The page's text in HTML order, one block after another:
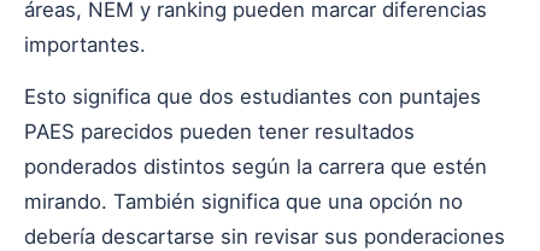
áreas, NEM y ranking pueden marcar diferencias
importantes.
Esto significa que dos estudiantes con puntajes
PAES parecidos pueden tener resultados
ponderados distintos según la carrera que estén
mirando. También significa que una opción no
debería descartarse sin revisar sus ponderaciones